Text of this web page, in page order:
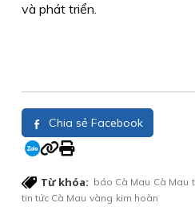
và phát triển.
Chia sẻ Facebook
Từ khóa: báo Cà Mau Cà Mau
tin tức Cà Mau vàng kim hoàn